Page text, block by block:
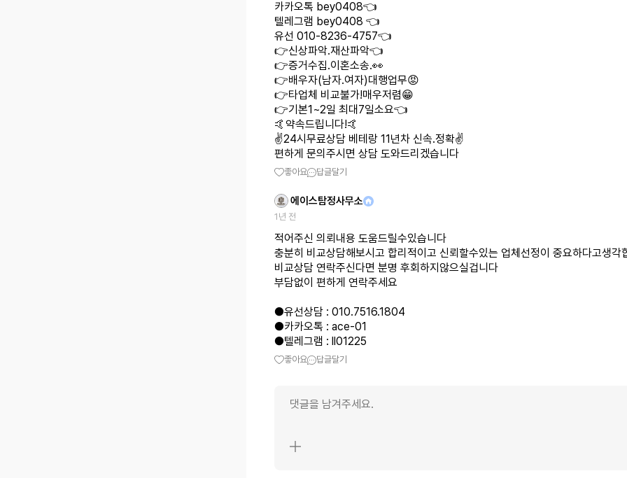
카카오톡 bey0408👈
텔레그램 bey0408 👈
유선 010-8236-4757👈
👉신상파악.재산파악👈
👉증거수집.이혼소송.👀
👉배우자(남자.여자)대행업무😡
👉타업체 비교불가!매우저렴😁
👉기본1~2일 최대7일소요👈
🤙약속드립니다!🤙
✌️24시무료상담 베테랑 11년차 신속.정확✌️
편하게 문의주시면 상담 도와드리겠습니다
좋아요 답글달기
에이스탐정사무소
1년 전
적어주신 의뢰내용 도움드릴수있습니다
충분히 비교상담해보시고 합리적이고 신뢰할수있는 업체선정이 중요하다고생각
비교상담 연락주신다면 분명 후회하지않으실겁니다
부담없이 편하게 연락주세요
●유선상담 : 010.7516.1804
●카카오톡 : ace-01
●텔레그램 : ll01225
좋아요 답글달기